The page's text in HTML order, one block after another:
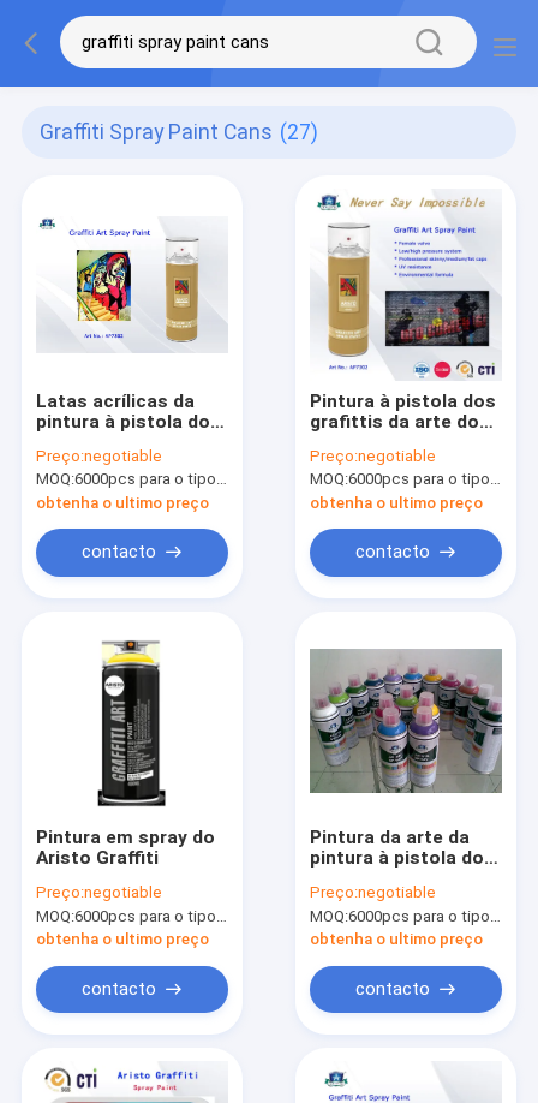
Graffiti Spray Paint Cans (27)
Latas acrílicas da
pintura à pistola dos
aerossol para o
artista com Normal,
Fluo, cor metálica
Preço:negotiable
MOQ:6000pcs para o tipo de Aristo, 15000pcs para o tipo do cliente
obtenha o ultimo preço
contacto
Pintura à pistola dos
grafittis da arte do
avançada e sistema
profissional da
válvula
Preço:negotiable
MOQ:6000pcs para o tipo de Aristo, 15000pcs para o tipo do cliente
obtenha o ultimo preço
contacto
Pintura em spray do
Aristo Graffiti
Preço:negotiable
MOQ:6000pcs para o tipo de Aristo, 15000pcs para o tipo do cliente
obtenha o ultimo preço
contacto
Pintura da arte da
pintura à pistola dos
profissional/DIY para
o nível superior do
vidro ou do carro
Preço:negotiable
MOQ:6000pcs para o tipo de Aristo, 15000pcs para o tipo do cliente
obtenha o ultimo preço
contacto